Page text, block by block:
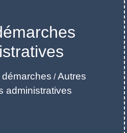
démarches /Autres
administratives